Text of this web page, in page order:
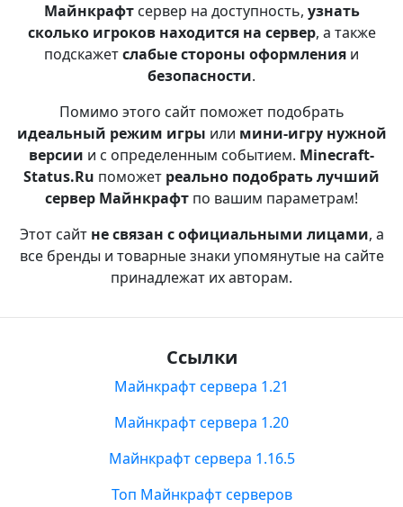
Майнкрафтсервер на доступность, узнать
сколько игроков находится на сервер, а также
подскажетслабые стороны оформления и
безопасности.
Помимо этого сайт поможет подобрать
идеальный режим игры или мини-игру нужной
версии и с определенным событием. Minecraft-
Status.Ru поможет реально подобрать лучший
сервер Майнкрафт по вашим параметрам!
Этот сайт не связан с официальными лицами, а
все бренды и товарные знаки упомянутые на сайте
принадлежат их авторам.
Ссылки
Майнкрафт сервера 1.21
Майнкрафт сервера 1.20
Майнкрафт сервера 1.16.5
Топ Майнкрафт серверов